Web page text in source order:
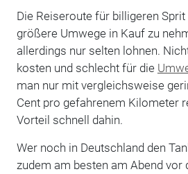
Die Reiseroute für billigeren
größere Umwege in Kauf zu
allerdings nur selten lohnen.
kosten und schlecht für die
man nur mit vergleichsweise
Cent pro gefahrenem Kilometer
Vorteil schnell dahin.
Wer noch in Deutschland den
zudem am besten am Abend vor